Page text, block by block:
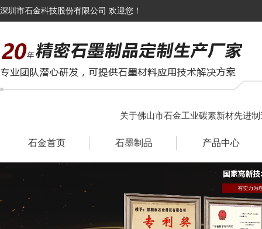
深圳市石金科技股份有限公司 欢迎您！
关于佛山市石金工业碳素新材先进
石金首页 石墨制品 产品中心